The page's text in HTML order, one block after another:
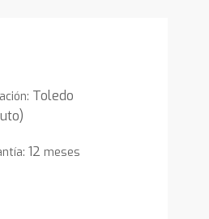
Toledo
12 meses